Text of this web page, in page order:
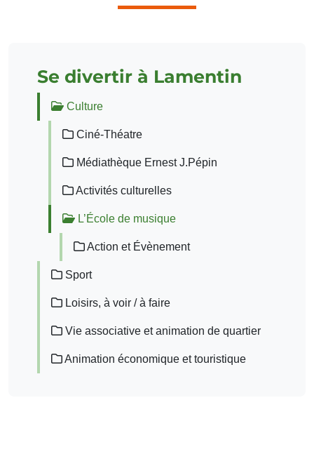
Se divertir à Lamentin
Culture
Ciné-Théatre
Médiathèque Ernest J.Pépin
Activités culturelles
L’École de musique
Action et Évènement
Sport
Loisirs, à voir / à faire
Vie associative et animation de quartier
Animation économique et touristique